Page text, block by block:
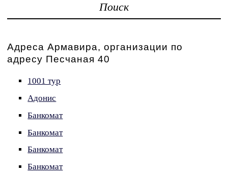
Поиск
Адреса Армавира, организации по
адресу Песчаная 40
1001 тур
Адонис
Банкомат
Банкомат
Банкомат
Банкомат